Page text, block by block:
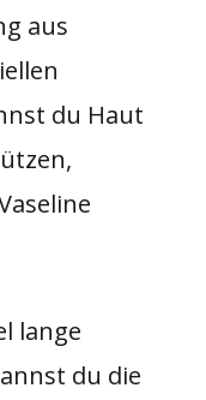
aus
du Haut
lange
du die